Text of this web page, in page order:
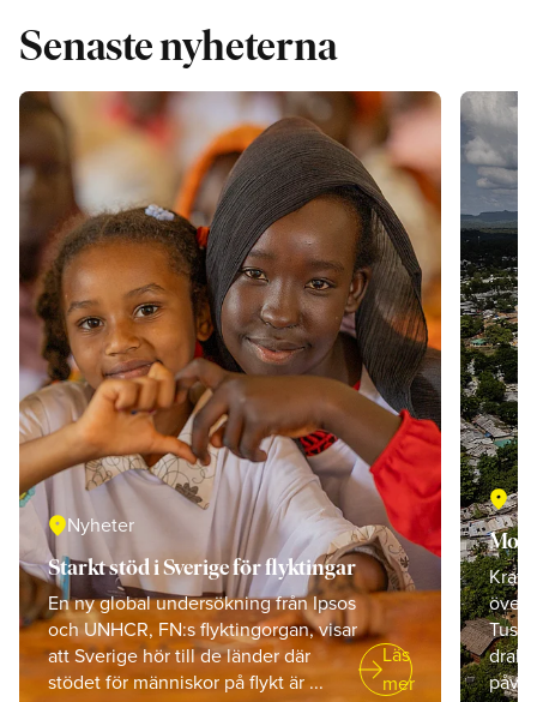
Senaste nyheterna
location_onNyheter
Starkt stöd i Sverige för flyktingar
En ny global undersökning från Ipsos
och UNHCR, FN:s flyktingorgan, visar
att Sverige hör till de länder där
stödet för människor på flykt är ...
arrow_right_altLäs
mer
location_on